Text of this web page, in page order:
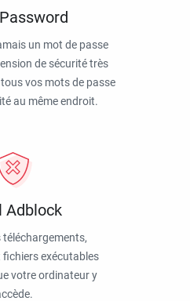
un mot de passe
de sécurité très
vos mots de passe
au même endroit.
Adblock
téléchargements,
exécutables
votre ordinateur y